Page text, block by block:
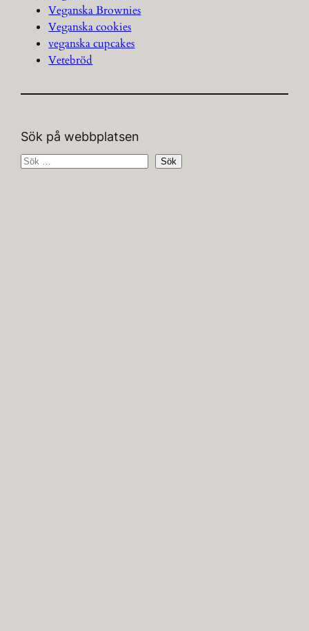
Veganska Brownies
Veganska cookies
veganska cupcakes
Vetebröd
Sök på webbplatsen
S
Sök